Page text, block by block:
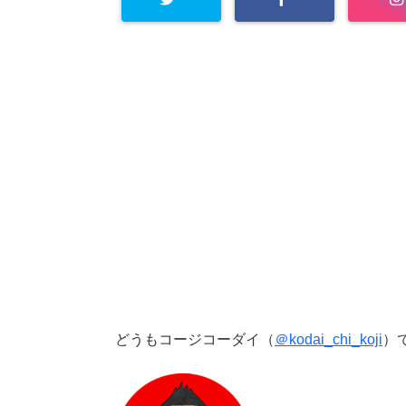
どうもコージコーダイ（ ＠kodai_chi_koji）